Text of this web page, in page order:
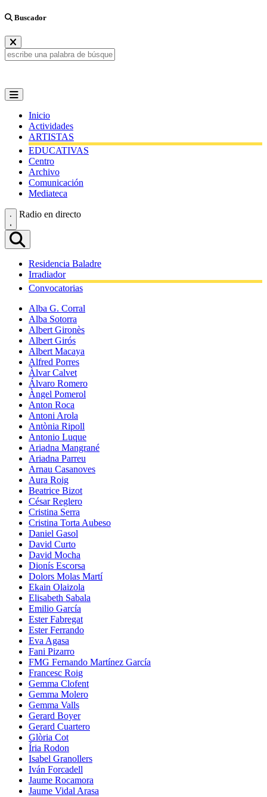
Buscador
Inicio
Actividades
ARTISTAS
EDUCATIVAS
Centro
Archivo
Comunicación
Mediateca
Radio en directo
Residencia Baladre
Irradiador
Convocatorias
Alba G. Corral
Alba Sotorra
Albert Gironès
Albert Girós
Albert Macaya
Alfred Porres
Àlvar Calvet
Álvaro Romero
Àngel Pomerol
Anton Roca
Antoni Arola
Antònia Ripoll
Antonio Luque
Ariadna Mangrané
Ariadna Parreu
Arnau Casanoves
Aura Roig
Beatrice Bizot
César Reglero
Cristina Serra
Cristina Torta Aubeso
Daniel Gasol
David Curto
David Mocha
Dionís Escorsa
Dolors Molas Martí
Ekain Olaizola
Elisabeth Sabala
Emilio García
Ester Fabregat
Ester Ferrando
Eva Agasa
Fani Pizarro
FMG Fernando Martínez García
Francesc Roig
Gemma Clofent
Gemma Molero
Gemma Valls
Gerard Boyer
Gerard Cuartero
Glòria Cot
Íria Rodon
Isabel Granollers
Iván Forcadell
Jaume Rocamora
Jaume Vidal Arasa